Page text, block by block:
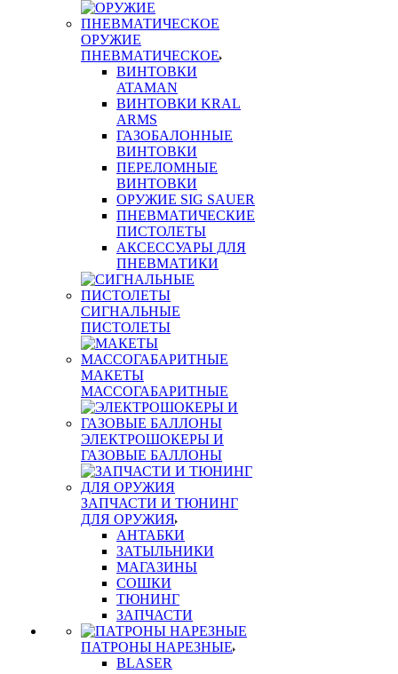
ОРУЖИЕ
ПНЕВМАТИЧЕСКОЕ
ВИНТОВКИ
ATAMAN
ВИНТОВКИ KRAL
ARMS
ГАЗОБАЛОННЫЕ
ВИНТОВКИ
ПЕРЕЛОМНЫЕ
ВИНТОВКИ
ОРУЖИЕ SIG SAUER
ПНЕВМАТИЧЕСКИЕ
ПИСТОЛЕТЫ
АКСЕССУАРЫ ДЛЯ
ПНЕВМАТИКИ
СИГНАЛЬНЫЕ
ПИСТОЛЕТЫ
МАКЕТЫ
МАССОГАБАРИТНЫЕ
ЭЛЕКТРОШОКЕРЫ И
ГАЗОВЫЕ БАЛЛОНЫ
ЗАПЧАСТИ И ТЮНИНГ
ДЛЯ ОРУЖИЯ
АНТАБКИ
ЗАТЫЛЬНИКИ
МАГАЗИНЫ
СОШКИ
ТЮНИНГ
ЗАПЧАСТИ
ПАТРОНЫ НАРЕЗНЫЕ
BLASER